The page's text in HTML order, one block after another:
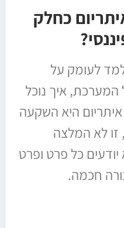
כחלק
לעומק על
המערכת, איך נוכל
היא השקעה
זו לא המלצה
כל פרט ופרט
חכמה.